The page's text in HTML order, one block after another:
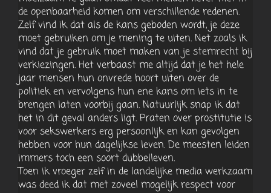
de openbaarheid komen om verschillende redenen.
Zelf vind ik dat als de kans geboden wordt, je deze
moet gebruiken om je mening te uiten. Net zoals ik
vind dat je gebruik moet maken van je stemrecht bij
verkiezingen. Het verbaast me altijd dat je het hele
jaar mensen hun onvrede hoort uiten over de
politiek en vervolgens hun ene kans om iets in te
brengen laten voorbij gaan. Natuurlijk snap ik dat
het in dit geval anders ligt. Praten over prostitutie is
voor sekswerkers erg persoonlijk en kan gevolgen
hebben voor hun dagelijkse leven. De meesten leiden
immers toch een soort dubbelleven.
Toen ik vroeger zelf in de landelijke media werkzaam
was deed ik dat met zoveel mogelijk respect voor